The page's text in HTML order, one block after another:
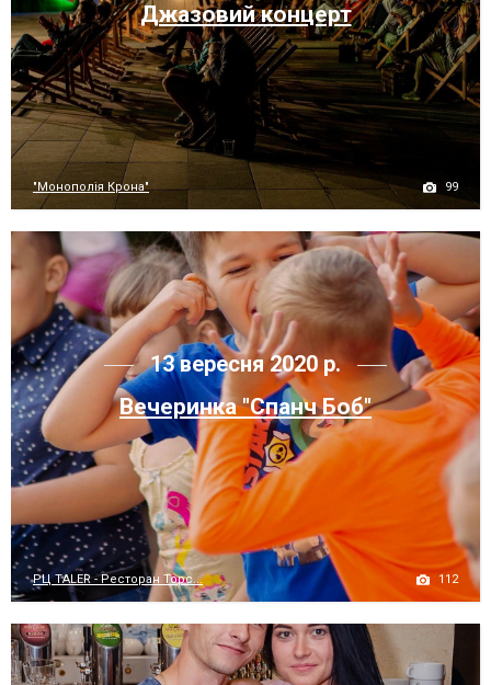
Джазовий концерт
"Монополія Крона" 99
13 вересня 2020 р.
Вечеринка "Спанч Боб"
РЦ TALER - Ресторан Торс... 112